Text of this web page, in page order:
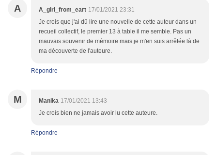
A A_girl_from_eart 17/01/2021 23:31
Je crois que j'ai dû lire une nouvelle de cette auteur dans un
recueil collectif, le premier 13 à table il me semble. Pas un
mauvais souvenir de mémoire mais je m'en suis arrêtée là de
ma découverte de l'auteure.
Répondre
M Manika 17/01/2021 13:43
Je crois bien ne jamais avoir lu cette auteure.
Répondre